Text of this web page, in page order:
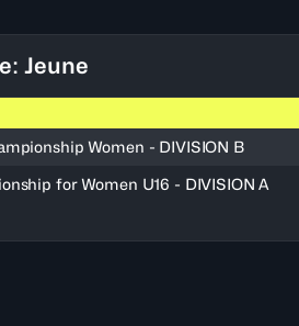
Jeune
Women - DIVISION B
for Women U16 - DIVISION A